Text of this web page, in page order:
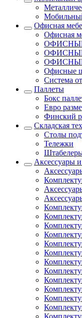
Офисная
Офисная
Офисные
Система
Паллеты
Бокс
Евро
Финский
Складская
Столы
Тележки
Аксессуары